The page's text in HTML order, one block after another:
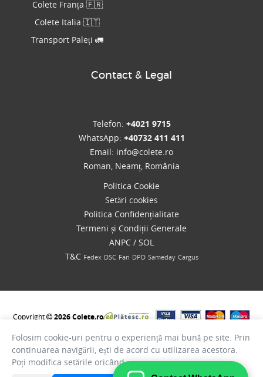
Colete Franța 🇫🇷
Colete Italia 🇮🇹
Transport Paleți 🚛
Contact & Legal
Telefon: +4021 9715
WhatsApp: +40732 411 411
Email: info@colete.ro
Roman, Neamț, România
Politica Cookie
Setări cookies
Politica Confidențialitate
Termeni și Condiții Generale
ANPC / SOL
T&C Fedex DSC Fan DPD Sameday Cargus
Copyright 2026 Colete.ro
Folosim cookie-uri pentru o experiență mai bună pe site. Prin
continuarea navigării, ești de acord cu utilizarea acestora.
Poți modifica setările oricând.